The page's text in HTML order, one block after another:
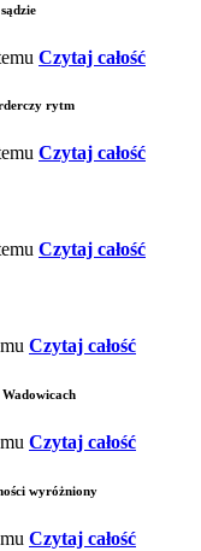
Czytaj całość
rytm
Czytaj całość
Czytaj całość
Czytaj całość
Czytaj całość
wyróżniony
Czytaj całość